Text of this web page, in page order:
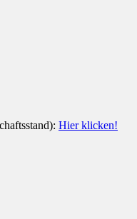
Hier klicken!